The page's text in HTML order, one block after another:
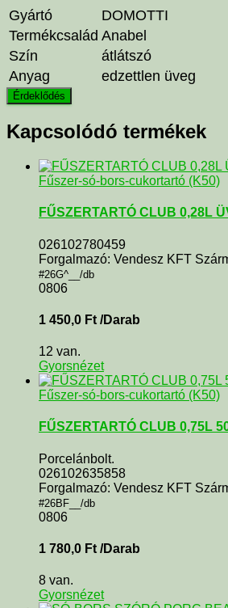
Gyártó
DOMOTTI
Termékcsalád Anabel
Szín
átlátszó
Anyag
edzettlen üveg
Kapcsolódó termékek
Fűszer-só-bors-cukortartó (K50)
FŰSZERTARTÓ CLUB 0,28L
026102780459
Forgalmazó: Vendesz KFT
#26G^__/db
0806
1 450,0 Ft /Darab
12 van.
Gyorsnézet
Fűszer-só-bors-cukortartó (K50)
FŰSZERTARTÓ CLUB 0,75L
Porcelánbolt.
026102635858
Forgalmazó: Vendesz KFT
#26BF__/db
0806
1 780,0 Ft /Darab
8 van.
Gyorsnézet